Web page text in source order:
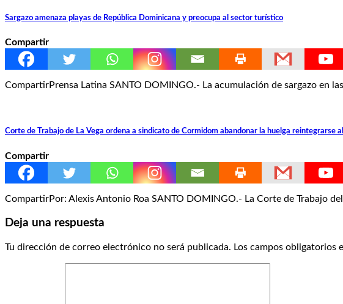
Sargazo amenaza playas de República Dominicana y preocupa al sector turístico
Compartir
CompartirPrensa Latina SANTO DOMINGO.- La acumulación de sargazo en
Corte de Trabajo de La Vega ordena a sindicato de Cormidom abandonar la huelga reintegrarse
Compartir
CompartirPor: Alexis Antonio Roa SANTO DOMINGO.- La Corte de Trabajo
Deja una respuesta
Tu dirección de correo electrónico no será publicada. Los campos obligatorios